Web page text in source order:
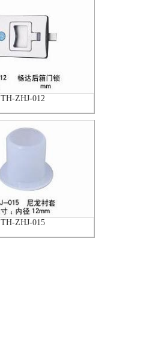
TH-ZHJ-012
TH-ZHJ-015